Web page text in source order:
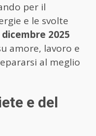
per il
e le svolte
2025
amore, lavoro e
al meglio
e del